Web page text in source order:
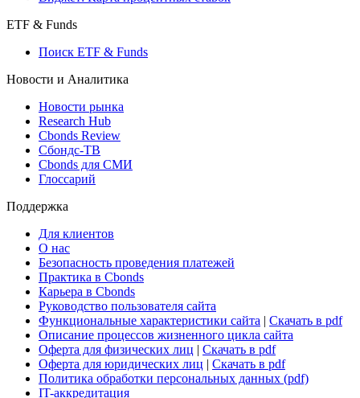
Макроэкономика
Виджет: Карта процентных ставок
ETF & Funds
Поиск ETF & Funds
Новости и Аналитика
Новости рынка
Research Hub
Сбондс-ТВ
Глоссарий
Поддержка
Для клиентов
О нас
Безопасность проведения платежей
Практика в Cbonds
Карьера в Cbonds
Руководство пользователя сайта
Функциональные характеристики сайта|Скачать в pdf
Описание процессов жизненного цикла сайта